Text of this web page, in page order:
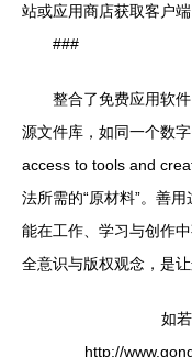
站或应用商店获取客户
###
整合了免费应用软
源文件库，如同一个数
access to tools and
法所需的“原材料”。善
能在工作、学习与创作
全意识与版权观念，是
如
http://